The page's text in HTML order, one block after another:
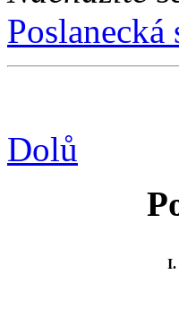
Poslanecká
Dolů
I.